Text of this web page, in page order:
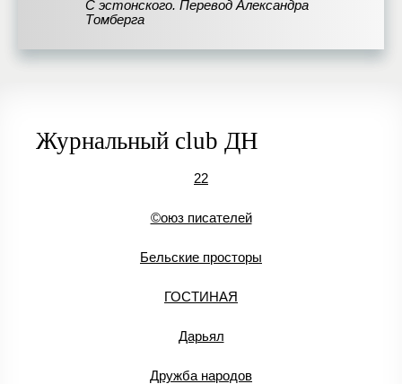
С эстонского. Перевод Александра
Томберга
Журнальный club ДН
22
©оюз писателей
Бельские просторы
ГОСТИНАЯ
Дарьял
Дружба народов